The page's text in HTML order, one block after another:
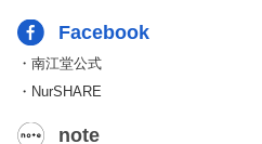
Facebook
・南江堂公式
・NurSHARE
note